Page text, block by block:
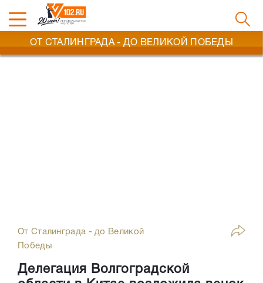
ОТ СТАЛИНГРАДА - ДО ВЕЛИКОЙ ПОБЕДЫ
От Сталинграда - до Великой
Победы
Делегация Волгоградской